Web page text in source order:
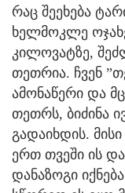
რაც შეეხება
ხელმოკლე
კილოვატზე,
თეთრია. ჩვენ
ამონაწერი და
თეთრს, ბიძინა
გადაიხდის.
ერთ თვეში ის
დანაზოგი